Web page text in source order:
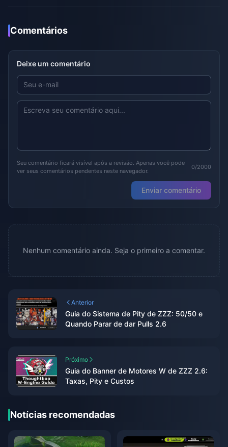
Comentários
Deixe um comentário
Seu comentário ficará visível após a revisão. Apenas você pode
ver seus comentários pendentes neste navegador.
0/2000
Enviar comentário
Nenhum comentário ainda. Seja o primeiro a comentar.
Anterior
Guia do Sistema de Pity de ZZZ: 50/50 e
Quando Parar de dar Pulls 2.6
Próximo
Guia do Banner de Motores W de ZZZ 2.6:
Taxas, Pity e Custos
Notícias recomendadas